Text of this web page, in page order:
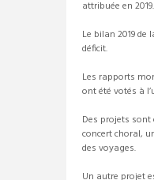
attribuée en 2019.
Le bilan 2019
déficit.
Les rapports
ont été votés à
Des projets
concert choral,
des voyages.
Un autre projet